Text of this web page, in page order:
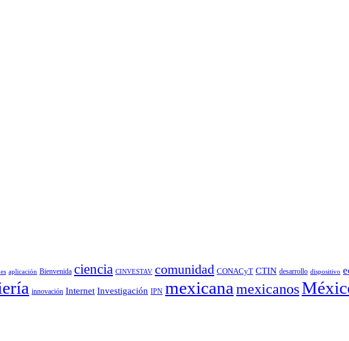
aplicación Bienvenida ciencia CINVESTAV comunidad CONACyT CTIN desarrollo dispositivo
innovación Internet Investigación IPN mexicana mexicanos